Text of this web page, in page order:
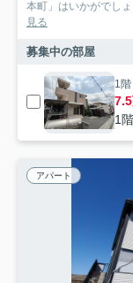
本町」はいかがでし
見る
募集中の部屋
1階
1
アパート